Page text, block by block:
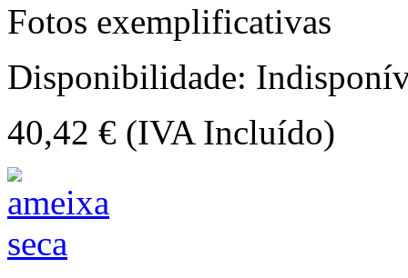
Fotos exemplificativas
Disponibilidade:
40,42 € (IVA Incluído)